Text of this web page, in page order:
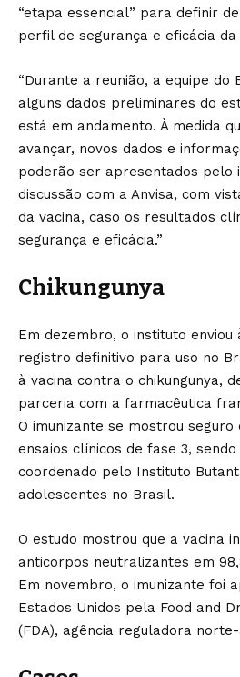
“etapa essencial” para definir
perfil de segurança e eficácia da
“Durante a reunião, a equipe do
alguns dados preliminares do
está em andamento. À medida
avançar, novos dados e
poderão ser apresentados pelo
discussão com a Anvisa, com
da vacina, caso os resultados
segurança e eficácia.”
Chikungunya
Em dezembro, o instituto enviou
registro definitivo para uso no
à vacina contra o chikungunya,
parceria com a farmacêutica
O imunizante se mostrou seguro
ensaios clínicos de fase 3, sendo
coordenado pelo Instituto
adolescentes no Brasil.
O estudo mostrou que a vacina
anticorpos neutralizantes em
Em novembro, o imunizante foi
Estados Unidos pela Food and
(FDA), agência reguladora